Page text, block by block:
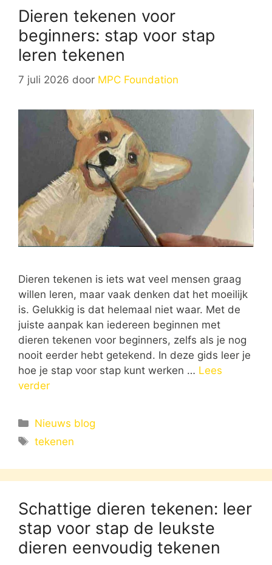
Dieren tekenen voor
beginners: stap voor stap
leren tekenen
7 juli 2026 door MPC Foundation
Dieren tekenen is iets wat veel mensen graag
willen leren, maar vaak denken dat het moeilijk
is. Gelukkig is dat helemaal niet waar. Met de
juiste aanpak kan iedereen beginnen met
dieren tekenen voor beginners, zelfs als je nog
nooit eerder hebt getekend. In deze gids leer je
hoe je stap voor stap kunt werken … Lees
verder
Categorieën
Nieuws blog
Tags
tekenen
Schattige dieren tekenen: leer
stap voor stap de leukste
dieren eenvoudig tekenen